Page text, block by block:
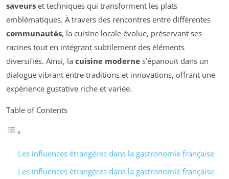
saveurs et techniques qui transforment les plats
emblématiques. À travers des rencontres entre différentes
communautés, la cuisine locale évolue, préservant ses
racines tout en intégrant subtilement des éléments
diversifiés. Ainsi, la cuisine moderne s’épanouit dans un
dialogue vibrant entre traditions et innovations, offrant une
expérience gustative riche et variée.
Table of Contents
Les influences étrangères dans la gastronomie française
Les influences étrangères dans la gastronomie française